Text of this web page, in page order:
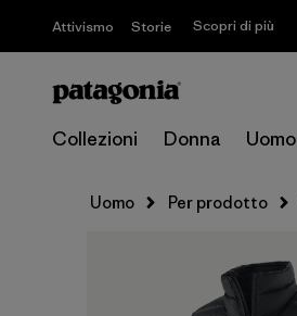
Attivismo Storie Scopri di più
Collezioni Donna Uomo
Uomo Per prodotto